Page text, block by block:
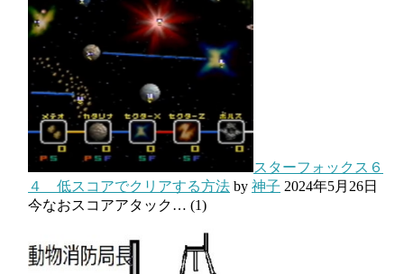
スターフォックス６
４ 低スコアでクリアする方法 by 神子 2024年5月26日
今なおスコアアタック… (1)